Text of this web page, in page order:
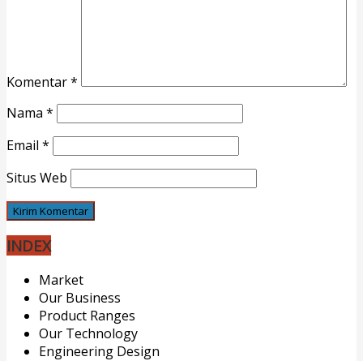
Komentar*
Nama *
Email *
Situs Web
INDEX
Market
Our Business
Product Ranges
Our Technology
Engineering Design